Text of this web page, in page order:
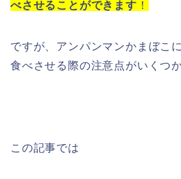
べさせることができます ！
ですが、アンパンマンかまぼこ
食べさせる際の注意点がいくつ
この記事では